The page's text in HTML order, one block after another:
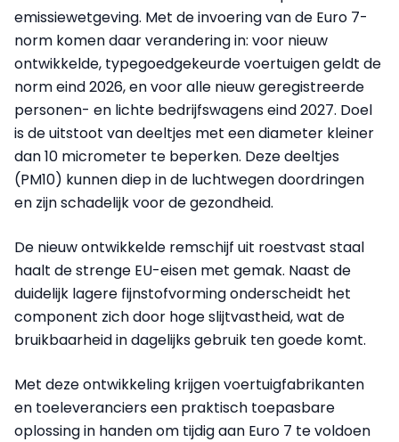
emissiewetgeving. Met de invoering van de Euro 7-
norm komen daar verandering in: voor nieuw
ontwikkelde, typegoedgekeurde voertuigen geldt de
norm eind 2026, en voor alle nieuw geregistreerde
personen- en lichte bedrijfswagens eind 2027. Doel
is de uitstoot van deeltjes met een diameter kleiner
dan 10 micrometer te beperken. Deze deeltjes
(PM10) kunnen diep in de luchtwegen doordringen
en zijn schadelijk voor de gezondheid.
De nieuw ontwikkelde remschijf uit roestvast staal
haalt de strenge EU-eisen met gemak. Naast de
duidelijk lagere fijnstofvorming onderscheidt het
component zich door hoge slijtvastheid, wat de
bruikbaarheid in dagelijks gebruik ten goede komt.
Met deze ontwikkeling krijgen voertuigfabrikanten
en toeleveranciers een praktisch toepasbare
oplossing in handen om tijdig aan Euro 7 te voldoen